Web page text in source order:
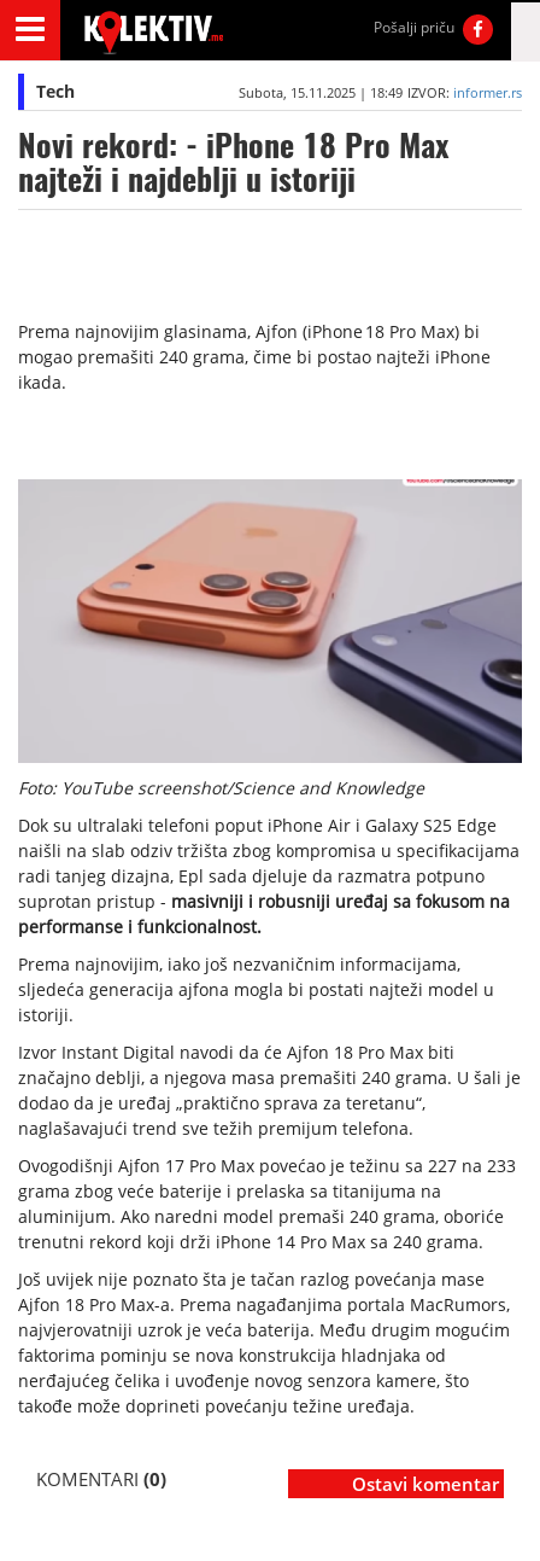
Pošalji priču
Tech Subota, 15.11.2025 | 18:49 IZVOR: informer.rs
Novi rekord: - iPhone 18 Pro Max
najteži i najdeblji u istoriji
Prema najnovijim glasinama, Ajfon (iPhone 18 Pro Max) bi
mogao premašiti 240 grama, čime bi postao najteži iPhone
ikada.
Foto: YouTube screenshot/Science and Knowledge
Dok su ultralaki telefoni poput iPhone Air i Galaxy S25 Edge
naišli na slab odziv tržišta zbog kompromisa u specifikacijama
radi tanjeg dizajna, Epl sada djeluje da razmatra potpuno
suprotan pristup - masivniji i robusniji uređaj sa fokusom na
performanse i funkcionalnost.
Prema najnovijim, iako još nezvaničnim informacijama,
sljedeća generacija ajfona mogla bi postati najteži model u
istoriji.
Izvor Instant Digital navodi da će Ajfon 18 Pro Max biti
značajno deblji, a njegova masa premašiti 240 grama. U šali je
dodao da je uređaj „praktično sprava za teretanu“,
naglašavajući trend sve težih premijum telefona.
Ovogodišnji Ajfon 17 Pro Max povećao je težinu sa 227 na 233
grama zbog veće baterije i prelaska sa titanijuma na
aluminijum. Ako naredni model premaši 240 grama, oboriće
trenutni rekord koji drži iPhone 14 Pro Max sa 240 grama.
Još uvijek nije poznato šta je tačan razlog povećanja mase
Ajfon 18 Pro Max-a. Prema nagađanjima portala MacRumors,
najvjerovatniji uzrok je veća baterija. Među drugim mogućim
faktorima pominju se nova konstrukcija hladnjaka od
nerđajućeg čelika i uvođenje novog senzora kamere, što
takođe može doprineti povećanju težine uređaja.
KOMENTARI (0) Ostavi komentar